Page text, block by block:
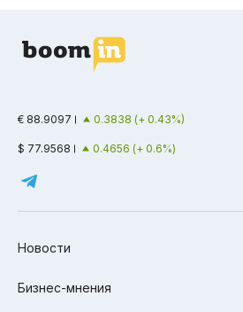
€ 88.9097 0.3838 (+ 0.43%)
$ 77.9568 0.4656 (+ 0.6%)
Новости
Бизнес-мнения